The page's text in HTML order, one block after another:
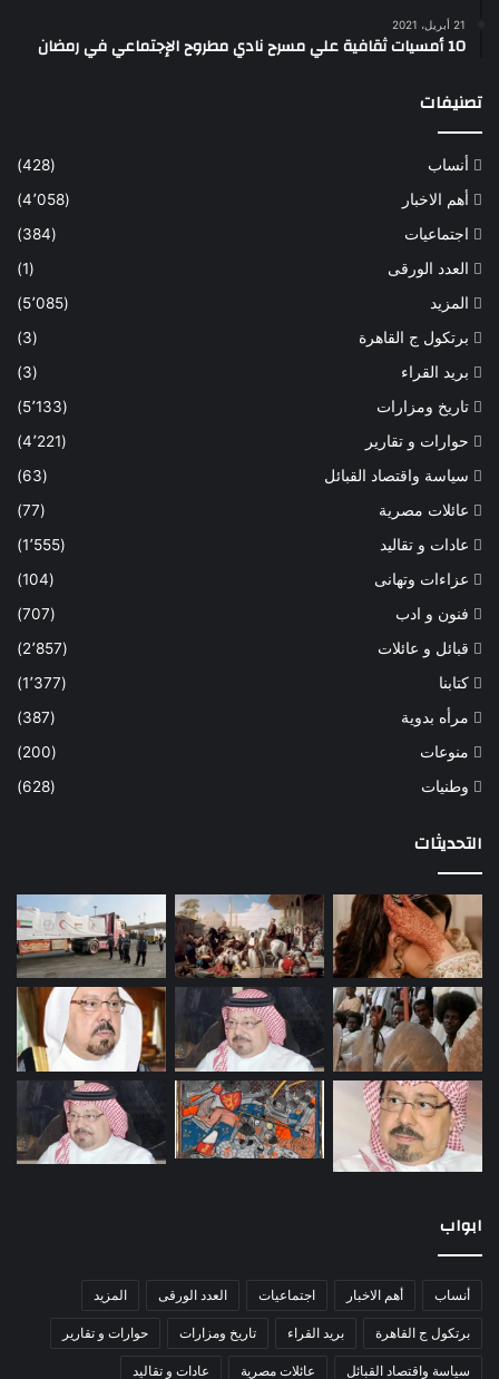
21 أبريل، 2021
10 أمسيات ثقافية علي مسرح نادي مطروح الإجتماعي في رمضان
تصنيفات
أنساب
(428)
أهم الاخبار
(4٬058)
اجتماعيات
(384)
العدد الورقى
(1)
المزيد
(5٬085)
برتكول ج القاهرة
(3)
بريد القراء
(3)
تاريخ ومزارات
(5٬133)
حوارات و تقارير
(4٬221)
سياسة واقتصاد القبائل
(63)
عائلات مصرية
(77)
عادات و تقاليد
(1٬555)
عزاءات وتهانى
(104)
فنون و ادب
(707)
قبائل و عائلات
(2٬857)
كتابنا
(1٬377)
مرأه بدوية
(387)
منوعات
(200)
وطنيات
(628)
التحديثات
ابواب
أنساب أهم الاخبار اجتماعيات العدد الورقى المزيد
برتكول ج القاهرة بريد القراء تاريخ ومزارات حوارات و تقارير
سياسة واقتصاد القبائل عائلات مصرية عادات و تقاليد